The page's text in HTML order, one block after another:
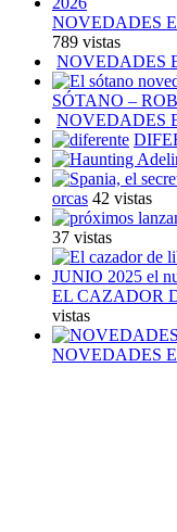
NOVEDADES
789 vistas
NOVEDADES
SÓTANO –
NOVEDADES
orcas 42 vistas
37 vistas
EL CAZADOR
vistas
NOVEDADES